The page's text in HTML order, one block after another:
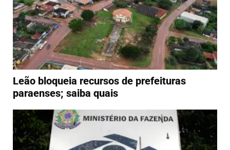
Leão bloqueia recursos de prefeituras
paraenses; saiba quais